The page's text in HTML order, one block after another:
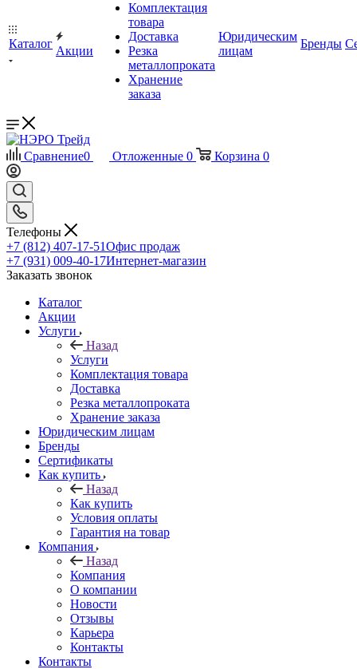
Каталог
Акции
Комплектация
товара
Доставка
Резка
металлопроката
Хранение
заказа
Юридическим
лицам
Бренды
Сравнение0 Отложенные 0 Корзина 0
Телефоны
+7 (812) 407-17-51Офис продаж
+7 (931) 009-40-17Интернет-магазин
Заказать звонок
Каталог
Акции
Услуги
Назад
Услуги
Комплектация товара
Доставка
Резка металлопроката
Хранение заказа
Юридическим лицам
Бренды
Сертификаты
Как купить
Назад
Как купить
Условия оплаты
Гарантия на товар
Компания
Назад
Компания
О компании
Новости
Отзывы
Карьера
Контакты
Контакты